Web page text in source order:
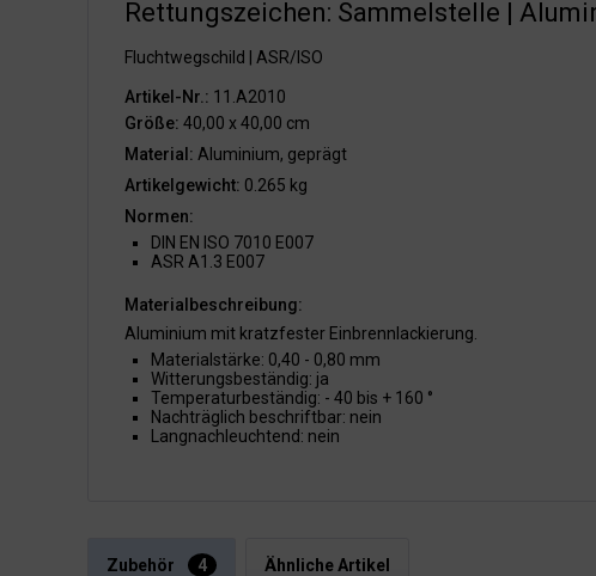
Rettungszeichen: Sammelstelle |
Fluchtwegschild | ASR/ISO
Artikel-Nr.: 11.A2010
Größe: 40,00 x 40,00 cm
Material: Aluminium, geprägt
Artikelgewicht: 0.265 kg
Normen:
DIN EN ISO 7010 E007
ASR A1.3 E007
Materialbeschreibung:
Aluminium mit kratzfester Einbrennlackierung.
Materialstärke: 0,40 - 0,80 mm
Witterungsbeständig: ja
Temperaturbeständig: - 40 bis + 160 °
Nachträglich beschriftbar: nein
Langnachleuchtend: nein
Zubehör 4 Ähnliche Artikel